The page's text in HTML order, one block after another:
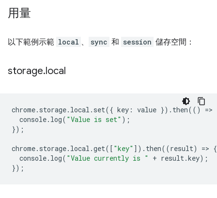
用量
以下範例示範 local 、 sync 和 session 儲存空間：
storage.local
chrome. storage. local . set({ key : value }). then(() =>
console. log( "Value is set" );
});
chrome. storage. local .get([ "key" ]). then((result) => {
console. log( "Value currently is " + result.key);
});